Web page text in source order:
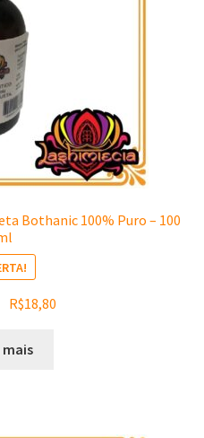
Bothanic 100% Puro – 100
original
R$18,80
mais